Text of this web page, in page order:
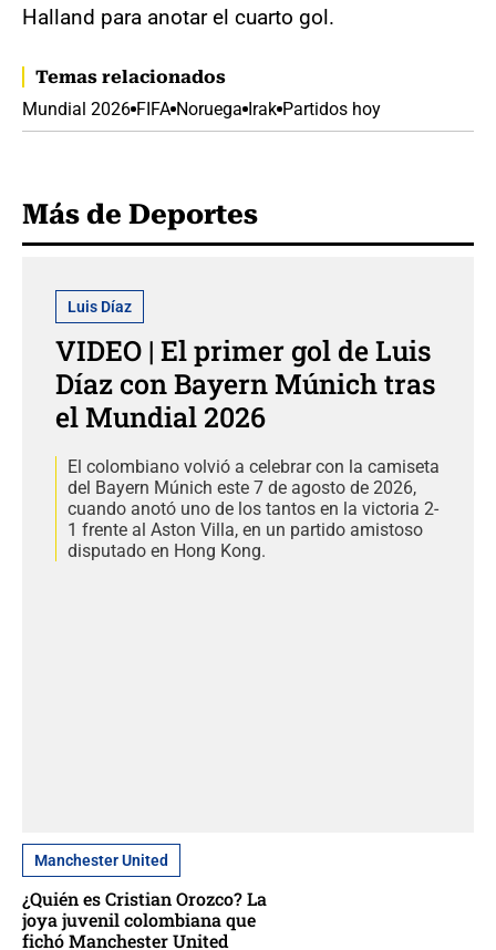
Halland para anotar el cuarto gol.
Temas relacionados
Mundial 2026 FIFA Noruega Irak Partidos hoy
Más de Deportes
Luis Díaz
VIDEO | El primer gol de Luis
Díaz con Bayern Múnich tras
el Mundial 2026
El colombiano volvió a celebrar con la camiseta
del Bayern Múnich este 7 de agosto de 2026,
cuando anotó uno de los tantos en la victoria 2-
1 frente al Aston Villa, en un partido amistoso
disputado en Hong Kong.
Manchester United
¿Quién es Cristian Orozco? La
joya juvenil colombiana que
fichó Manchester United